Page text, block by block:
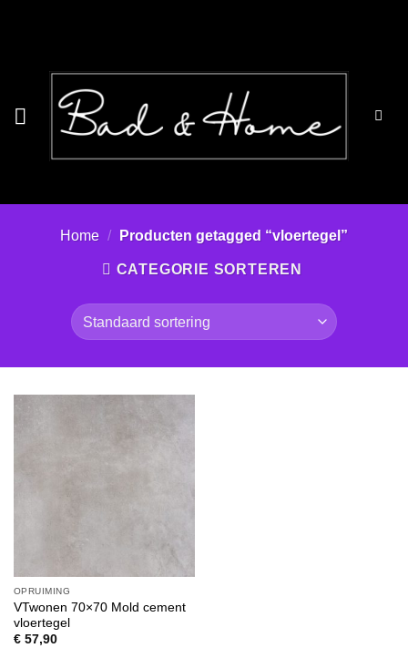
Home / Producten getagged “vloertegel”
CATEGORIE SORTEREN
OPRUIMING
VTwonen 70×70 Mold cement
vloertegel
€57,90